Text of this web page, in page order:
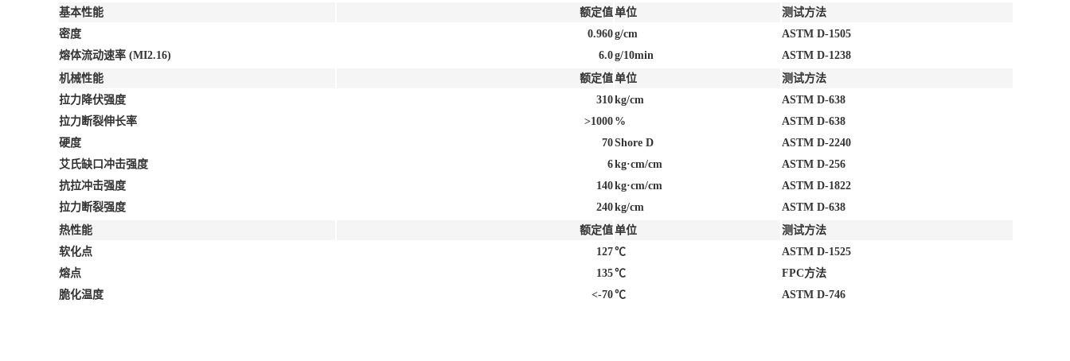
基本性能 额定值单位
测试方法
密度
0.960g/cm
ASTM D-1505
熔体流动速率 (MI2.16)
6.0g/10min
ASTM D-1238
机械性能
额定值单位
测试方法
拉力降伏强度
310kg/cm
ASTM D-638
拉力断裂伸长率
>1000 %
ASTM D-638
硬度
70Shore D
ASTM D-2240
艾氏缺口冲击强度
6kg·cm/cm
ASTM D-256
抗拉冲击强度
140kg·cm/cm
ASTM D-1822
拉力断裂强度
240kg/cm
ASTM D-638
热性能
额定值单位
测试方法
软化点
127℃
ASTM D-1525
熔点
135℃
FPC方法
脆化温度
<-70℃ ASTM D-746